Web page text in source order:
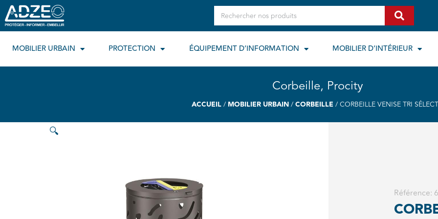
Aller
au
contenu
Rechercher
MOBILIER URBAIN PROTECTION ÉQUIPEMENT D’INFORMATION MOBILIER D’INTÉRIEUR
Corbeille, Procity
ACCUEIL/ MOBILIER URBAIN/CORBEILLE / CORBEILLE VENISE TRI
🔍
Référence: